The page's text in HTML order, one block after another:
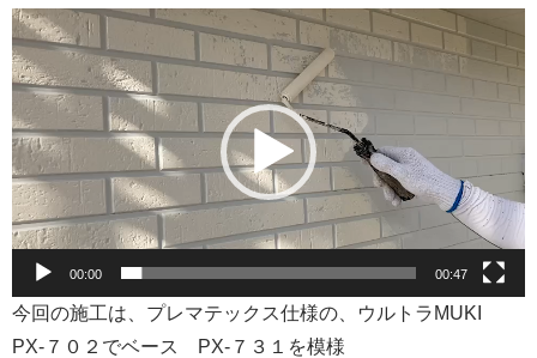
動
画
プ
レ
ー
ヤ
ー
00:00 00:47
今回の施工は、プレマテックス仕様の、ウルトラMUKI
PX-７０２でベース PX-７３１を模様